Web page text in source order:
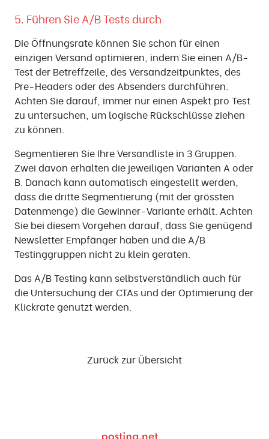
5. Führen Sie A/B Tests durch
Die Öffnungsrate können Sie schon für einen
einzigen Versand optimieren, indem Sie einen A/B-
Test der Betreffzeile, des Versandzeitpunktes, des
Pre-Headers oder des Absenders durchführen.
Achten Sie darauf, immer nur einen Aspekt pro Test
zu untersuchen, um logische Rückschlüsse ziehen
zu können.
Segmentieren Sie Ihre Versandliste in 3 Gruppen.
Zwei davon erhalten die jeweiligen Varianten A oder
B. Danach kann automatisch eingestellt werden,
dass die dritte Segmentierung (mit der grössten
Datenmenge) die Gewinner-Variante erhält. Achten
Sie bei diesem Vorgehen darauf, dass Sie genügend
Newsletter Empfänger haben und die A/B
Testinggruppen nicht zu klein geraten.
Das A/B Testing kann selbstverständlich auch für
die Untersuchung der CTAs und der Optimierung der
Klickrate genutzt werden.
Zurück zur Übersicht